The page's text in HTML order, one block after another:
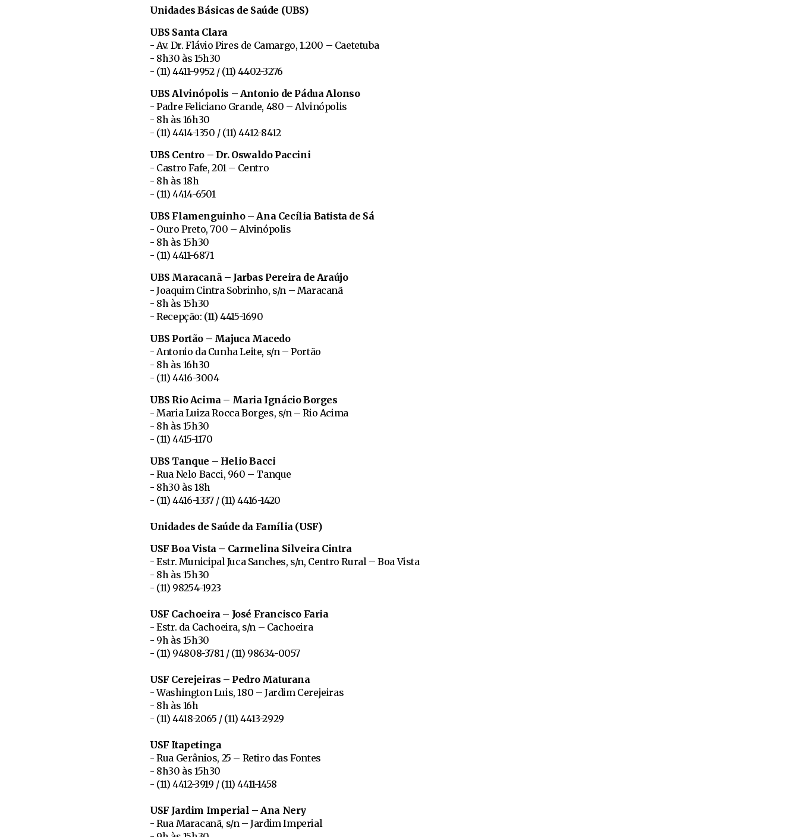
Unidades Básicas de Saúde (UBS)
UBS Santa Clara
- Av. Dr. Flávio Pires de Camargo, 1.200 – Caetetuba
- 8h30 às 15h30
- (11) 4411-9952 / (11) 4402-3276
UBS Alvinópolis – Antonio de Pádua Alonso
- Padre Feliciano Grande, 480 – Alvinópolis
- 8h às 16h30
- (11) 4414-1350 / (11) 4412-8412
UBS Centro – Dr. Oswaldo Paccini
- Castro Fafe, 201 – Centro
- 8h às 18h
- (11) 4414-6501
UBS Flamenguinho – Ana Cecília Batista de Sá
- Ouro Preto, 700 – Alvinópolis
- 8h às 15h30
- (11) 4411-6871
UBS Maracanã – Jarbas Pereira de Araújo
- Joaquim Cintra Sobrinho, s/n – Maracanã
- 8h às 15h30
- Recepção: (11) 4415-1690
UBS Portão – Majuca Macedo
- Antonio da Cunha Leite, s/n – Portão
- 8h às 16h30
- (11) 4416-3004
UBS Rio Acima – Maria Ignácio Borges
- Maria Luiza Rocca Borges, s/n – Rio Acima
- 8h às 15h30
- (11) 4415-1170
UBS Tanque – Helio Bacci
- Rua Nelo Bacci, 960 – Tanque
- 8h30 às 18h
- (11) 4416-1337 / (11) 4416-1420
Unidades de Saúde da Família (USF)
USF Boa Vista – Carmelina Silveira Cintra
- Estr. Municipal Juca Sanches, s/n, Centro Rural – Boa Vista
- 8h às 15h30
- (11) 98254-1923
USF Cachoeira – José Francisco Faria
- Estr. da Cachoeira, s/n – Cachoeira
- 9h às 15h30
- (11) 94808-3781 / (11) 98634-0057
USF Cerejeiras – Pedro Maturana
- Washington Luis, 180 – Jardim Cerejeiras
- 8h às 16h
- (11) 4418-2065 / (11) 4413-2929
USF Itapetinga
- Rua Gerânios, 25 – Retiro das Fontes
- 8h30 às 15h30
- (11) 4412-3919 / (11) 4411-1458
USF Jardim Imperial – Ana Nery
- Rua Maracanã, s/n – Jardim Imperial